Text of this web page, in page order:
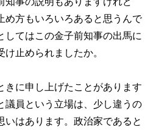
め方もいろいろあると思うんで
してはこの金子前知事の出馬に
止められましたか。
きに申し上げたことがあります
議員という立場は、少し違うの
いはあります。政治家であると